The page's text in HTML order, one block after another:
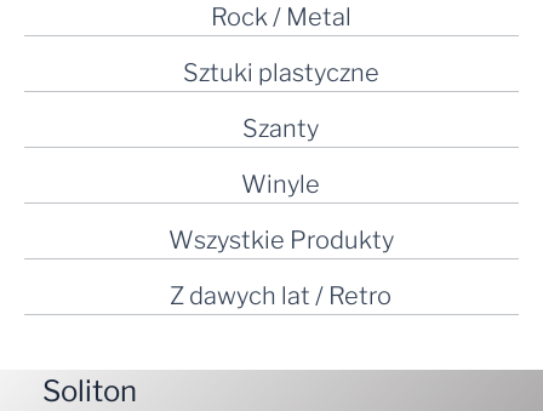
Rock / Metal
Sztuki plastyczne
Szanty
Winyle
Wszystkie Produkty
Z dawych lat / Retro
Soliton